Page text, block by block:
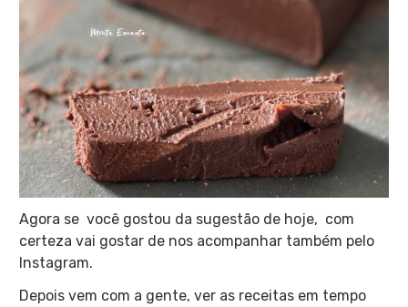
Agora se você gostou da sugestão de hoje, com
certeza vai gostar de nos acompanhar também pelo
Instagram.
Depois vem com a gente, ver as receitas em tempo